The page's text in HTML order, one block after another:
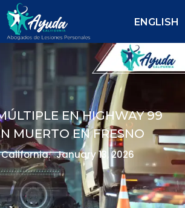
ENGLISH
EN HIGHWAY 99
MUERTO EN FRESNO
January 13, 2026